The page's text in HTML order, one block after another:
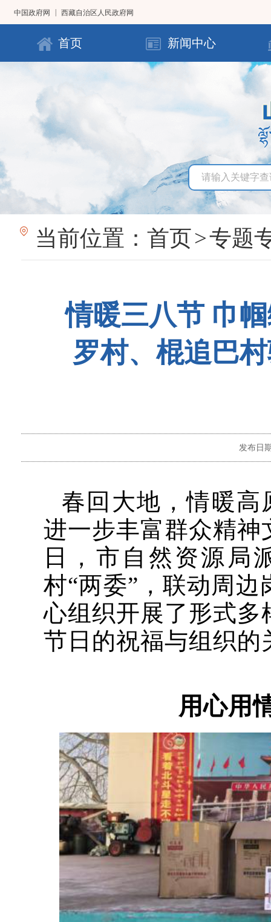
中国政府网 西藏自治区人民政府网
首页 新闻中心
当前位置： 首页>专题
情暖三八节 巾
罗村、棍追巴
发布日
春回大地，情暖高
进一步丰富群众精
日，市自然资源局
村“两委”，联动周
心组织开展了形式
节日的祝福与组织的
用心用